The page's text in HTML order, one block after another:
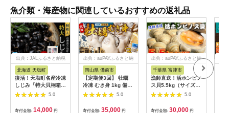
魚介類・海産物に関連しているおすすめの返礼品
出典：JALふるさと納税
北海道 天塩町
復活！天塩町名産冷凍
しじみ「特大貝桐箱入
り」１ｋｇ＜北るもい
漁業協同組合 天塩支
5.0
寄付金額: 14,000 円
出典：auPAYふるさと納
岡山県 備前市
【定期便3回】 牡蠣
冷凍 むき身 1kg 備前
市日生産 急速凍結牡
蠣 一年牡蠣 国産 加熱
調理用 牡蠣アヒージ
5.0
寄付金額: 35,000 円
出典：auPAYふるさと納
千葉県 富津市
漁師直送！活ホンビノ
ス貝5.5kg（サイズミ
ックス） ホンビノス
貝 白はまぐり 大あさ
り 浜焼き BBQ バー
5.0
寄付金額: 30,000 円